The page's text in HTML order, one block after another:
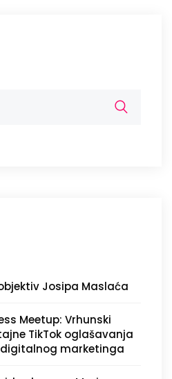
Josipa Maslaća
Meetup: Vrhunski
TikTok oglašavanja
marketinga